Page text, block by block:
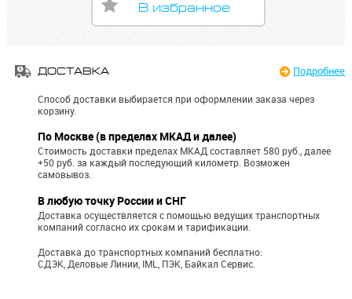
В избранное
ДОСТАВКА Подробнее
Способ доставки выбирается при оформлении заказа через
корзину.
По Москве (в пределах МКАД и далее)
Стоимость доставки пределах МКАД составляет 580 руб., далее
+50 руб. за каждый последующий километр. Возможен
самовывоз.
В любую точку России и СНГ
Доставка осуществляется с помощью ведущих транспортных
компаний согласно их срокам и тарификации.
Доставка до транспортных компаний бесплатно:
СДЭК, Деловые Линии, IML, ПЭК, Байкал Сервис.